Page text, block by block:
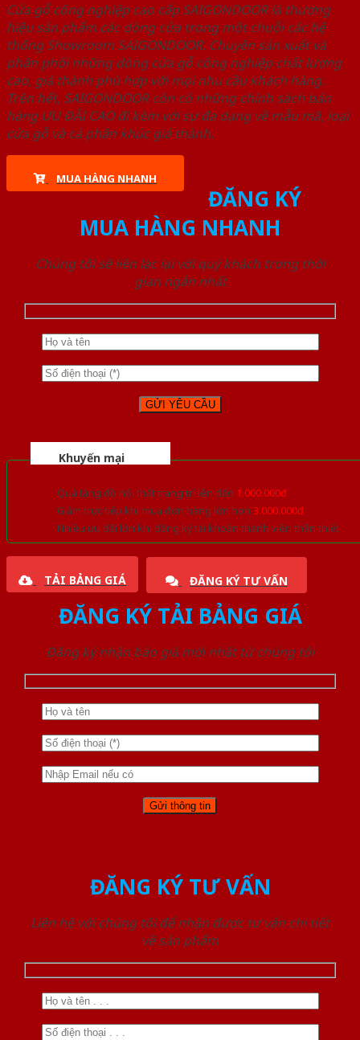
Cửa gỗ công nghiệp cao cấp SAIGONDOOR là thương
hiệu sản phẩm các dòng cửa trong một chuỗi các hệ
thống Showroom SAIGONDOOR. Chuyên sản xuất và
phân phối những dòng cửa gỗ công nghiệp chất lượng
cao, giá thành phù hợp với mọi nhu cầu khách hàng.
Trên hết, SAIGONDOOR còn có những chính sách bán
hàng ƯU ĐÃI CAO đi kèm với sự đa dạng về mẫu mã, loại
cửa gỗ và cả phân khúc giá thành.
MUA HÀNG NHANH
ĐĂNG KÝ
MUA HÀNG NHANH
Chúng tôi sẽ liên lạc lại với quý khách trong thời
gian ngắn nhất
Khuyến mại
Quà tặng đồ nội thất trang trí lên đến 1.000.000đ
Giảm trực tiếp khi mua đơn hàng lớn hơn 3.000.000đ
Nhiều ưu đãi lớn khi đăng ký tài khoản thành viên thân thiết
TẢI BẢNG GIÁ ĐĂNG KÝ TƯ VẤN
ĐĂNG KÝ TẢI BẢNG GIÁ
Đăng ký nhận báo giá mới nhất từ chúng tôi
ĐĂNG KÝ TƯ VẤN
Liên hệ với chúng tôi để nhận được tư vấn chi tiết
về sản phẩm